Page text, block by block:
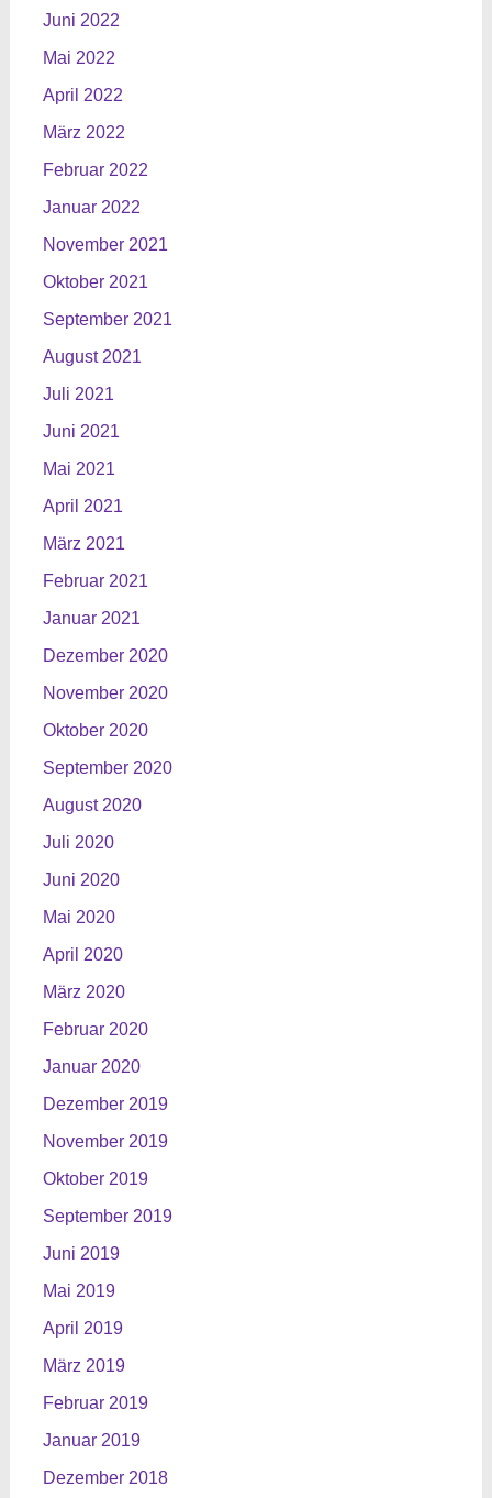
Juni 2022
Mai 2022
April 2022
März 2022
Februar 2022
Januar 2022
November 2021
Oktober 2021
September 2021
August 2021
Juli 2021
Juni 2021
Mai 2021
April 2021
März 2021
Februar 2021
Januar 2021
Dezember 2020
November 2020
Oktober 2020
September 2020
August 2020
Juli 2020
Juni 2020
Mai 2020
April 2020
März 2020
Februar 2020
Januar 2020
Dezember 2019
November 2019
Oktober 2019
September 2019
Juni 2019
Mai 2019
April 2019
März 2019
Februar 2019
Januar 2019
Dezember 2018